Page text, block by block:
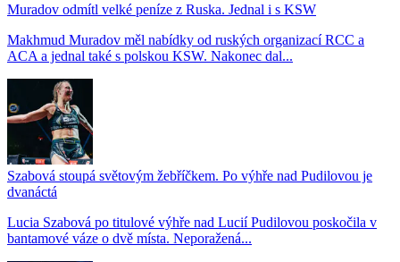
Muradov odmítl velké peníze z Ruska. Jednal i s KSW
Makhmud Muradov měl nabídky od ruských organizací RCC a
ACA a jednal také s polskou KSW. Nakonec dal...
Szabová stoupá světovým žebříčkem. Po výhře nad Pudilovou je
dvanáctá
Lucia Szabová po titulové výhře nad Lucií Pudilovou poskočila v
bantamové váze o dvě místa. Neporažená...